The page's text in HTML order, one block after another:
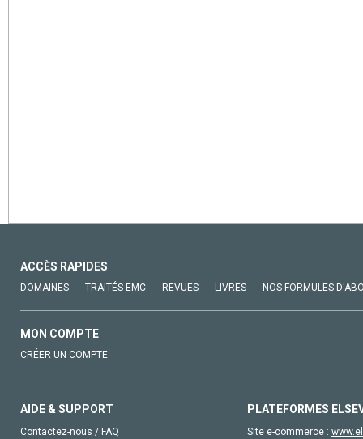
ACCÈS RAPIDES
DOMAINES TRAITÉS EMC REVUES LIVRES NOS FORMULES
MON COMPTE
CRÉER UN COMPTE
AIDE & SUPPORT
Contactez-nous / FAQ
PLATEFORMES
Site e-commerce :